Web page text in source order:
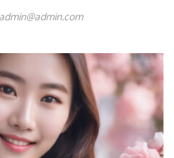
admin@admin.com